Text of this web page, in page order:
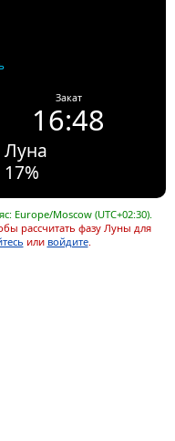
Закат
16:48
Europe/Moscow (UTC+02:30).
рассчитать фазу Луны для
или войдите.